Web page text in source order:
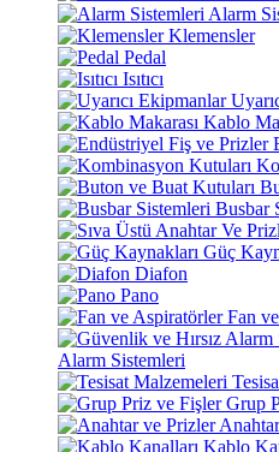
Alarm
Klemensler
Pedal
Isıtıcı
Kablo
Busbar
Güç
Diafon
Pano
Fan
Alarm Sistemleri
Grup
Kablo